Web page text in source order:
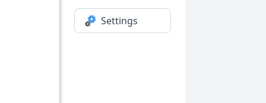
Settings